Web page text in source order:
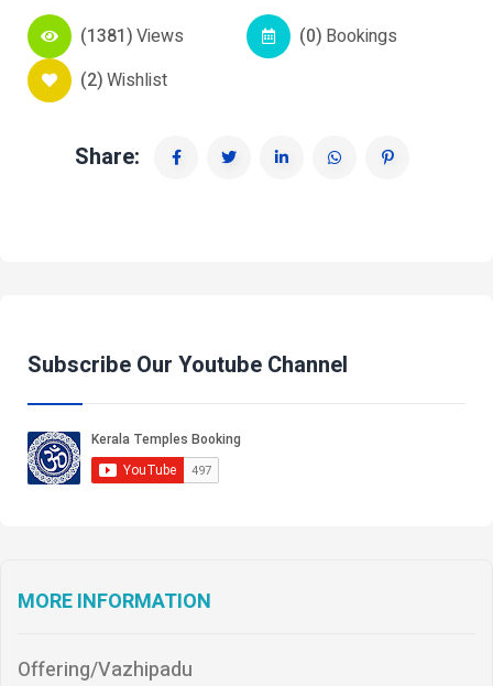
(1381)Views (0) Bookings
(2)Wishlist
Share:
Subscribe Our Youtube Channel
MORE INFORMATION
Offering/Vazhipadu